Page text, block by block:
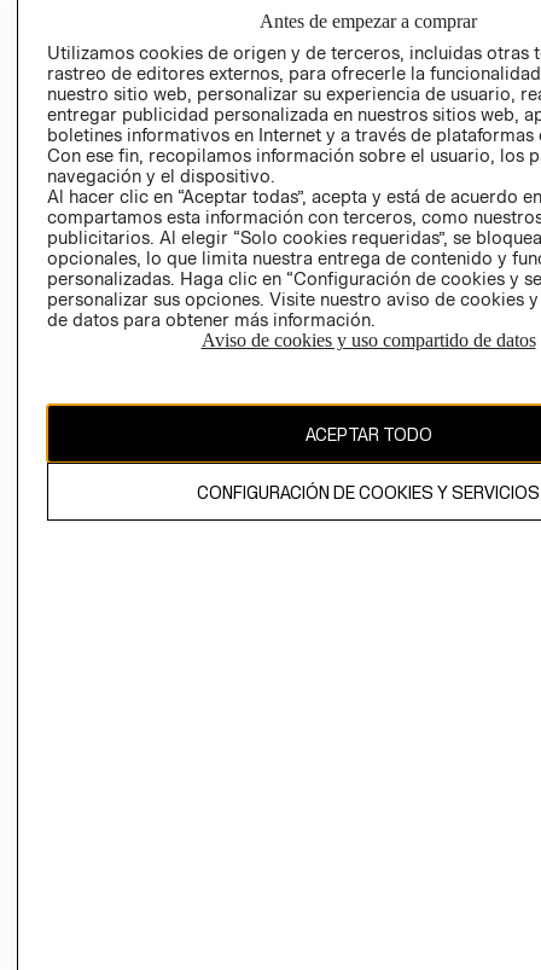
PROGRAMA DE
Y ÉTICA (INGLÉS)
COMERCIO - SIC
PETICIONES
QUEJAS Y
RECLAMOS
Colombia ($)
CAMBIAR REGIÓN
El contenido de esta página web está protegido por copyright y es
Antes de empezar a comprar
Utilizamos cookies de origen y de terceros, incluidas otras
rastreo de editores externos, para ofrecerle la
nuestro sitio web, personalizar su experiencia de usuario,
entregar publicidad personalizada en nuestros sitios web,
boletines informativos en Internet y a través de plataformas
Con ese fin, recopilamos información sobre el usuario, los
navegación y el dispositivo.
Al hacer clic en “Aceptar todas”, acepta y está de acuerdo
compartamos esta información con terceros, como
publicitarios. Al elegir “Solo cookies requeridas”, se
opcionales, lo que limita nuestra entrega de contenido y
personalizadas. Haga clic en “Configuración de cookies y
personalizar sus opciones. Visite nuestro aviso de cookies
de datos para obtener más información.
Aviso de cookies y uso compartido de datos
ACEPTAR TODO
CONFIGURACIÓN DE COOKIES Y SERVICIOS